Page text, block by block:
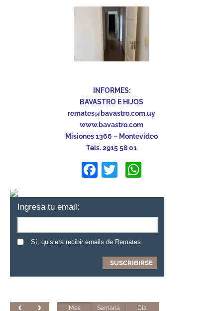
INFORMES:
BAVASTRO E HIJOS
remates@bavastro.com.uy
www.bavastro.com
Misiones 1366 – Montevideo
Tels. 2915 58 01
Facebook
Twitter
Ingresa tu email:
Sí, quisiera recibir emails de Remates.
Mes Semana Día